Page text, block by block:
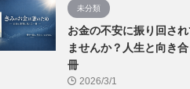
未分類
お金の不安に振り回さ
ませんか？人生と向き
冊
2026/3/1